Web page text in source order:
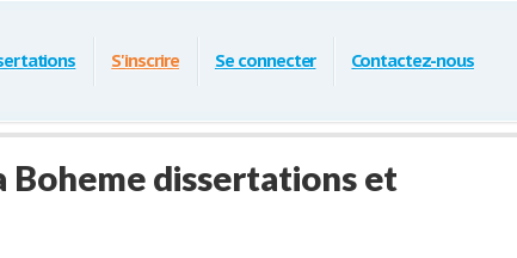
S'inscrire Se connecter Contactez-nous
dissertations et